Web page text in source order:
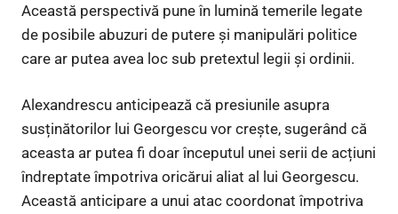
Această perspectivă pune în lumină temerile legate
de posibile abuzuri de putere și manipulări politice
care ar putea avea loc sub pretextul legii și ordinii.
Alexandrescu anticipează că presiunile asupra
susținătorilor lui Georgescu vor crește, sugerând că
aceasta ar putea fi doar începutul unei serii de acțiuni
îndreptate împotriva oricărui aliat al lui Georgescu.
Această anticipare a unui atac coordonat împotriva